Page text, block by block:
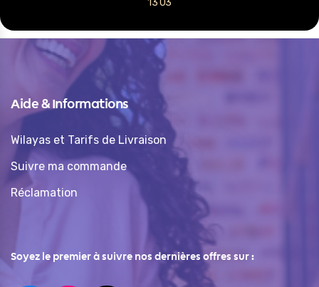
Aide & Informations
Wilayas et Tarifs de Livraison
Suivre ma commande
Réclamation
Soyez le premier à suivre nos dernières offres sur :